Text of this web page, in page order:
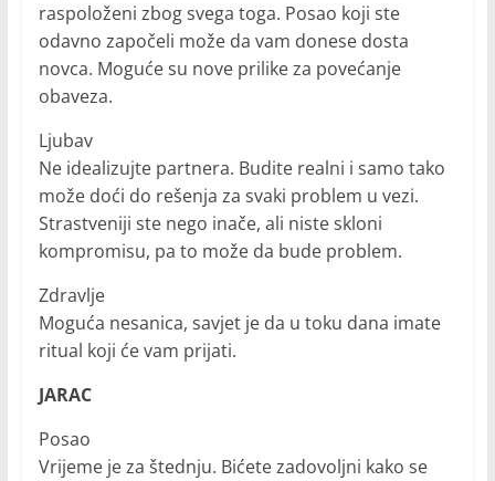
raspoloženi zbog svega toga. Posao koji ste
odavno započeli može da vam donese dosta
novca. Moguće su nove prilike za povećanje
obaveza.
Ljubav
Ne idealizujte partnera. Budite realni i samo tako
može doći do rešenja za svaki problem u vezi.
Strastveniji ste nego inače, ali niste skloni
kompromisu, pa to može da bude problem.
Zdravlje
Moguća nesanica, savjet je da u toku dana imate
ritual koji će vam prijati.
JARAC
Posao
Vrijeme je za štednju. Bićete zadovoljni kako se